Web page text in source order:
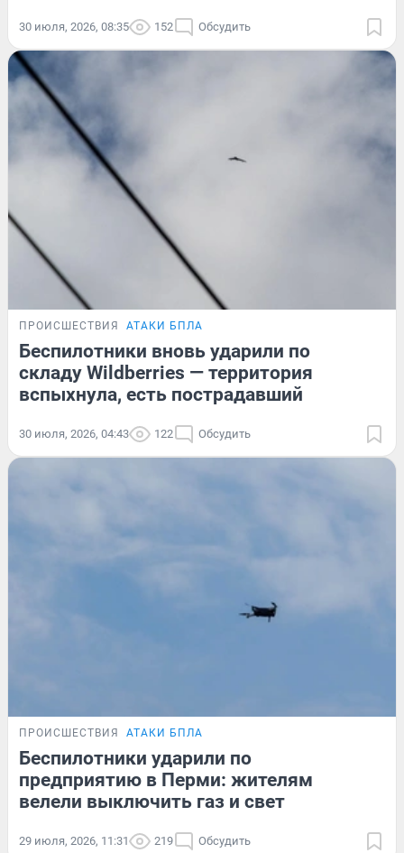
30 июля, 2026, 08:35 152 Обсудить
ПРОИСШЕСТВИЯ АТАКИ БПЛА
Беспилотники вновь ударили по
складу Wildberries — территория
вспыхнула, есть пострадавший
30 июля, 2026, 04:43 122 Обсудить
ПРОИСШЕСТВИЯ АТАКИ БПЛА
Беспилотники ударили по
предприятию в Перми: жителям
велели выключить газ и свет
29 июля, 2026, 11:31 219 Обсудить